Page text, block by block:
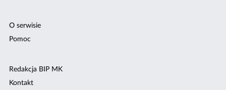
O serwisie
Pomoc
Redakcja BIP MK
Kontakt